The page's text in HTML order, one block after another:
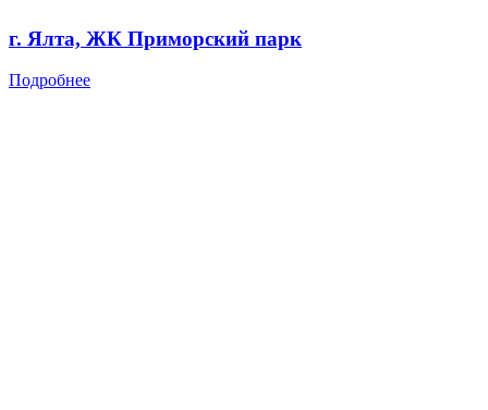
г. Ялта, ЖК Приморский парк
Подробнее